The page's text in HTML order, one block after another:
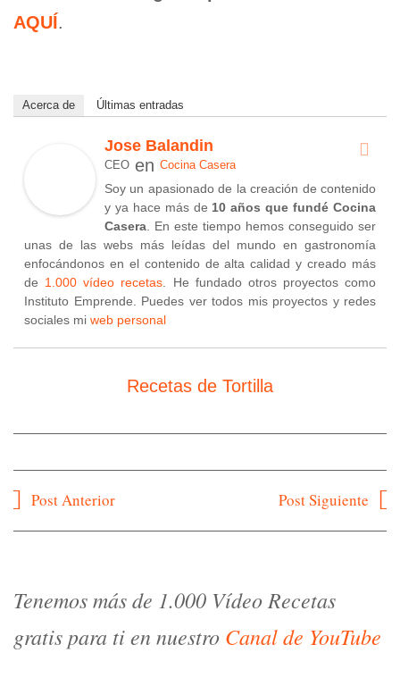
AQUÍ.
Acerca de Últimas entradas
Jose Balandin
CEO en Cocina Casera
Soy un apasionado de la creación de contenido
y ya hace más de 10 años que fundé Cocina
Casera . En este tiempo hemos conseguido ser
unas de las webs más leídas del mundo en gastronomía
enfocándonos en el contenido de alta calidad y creado más
de 1.000 vídeo recetas . He fundado otros proyectos como
Instituto Emprende. Puedes ver todos mis proyectos y redes
sociales mi web personal
Recetas de Tortilla
Navegación
Post Anterior Post Siguiente
Tenemos más de 1.000 Vídeo Recetas
gratis para ti en nuestro Canal de YouTube